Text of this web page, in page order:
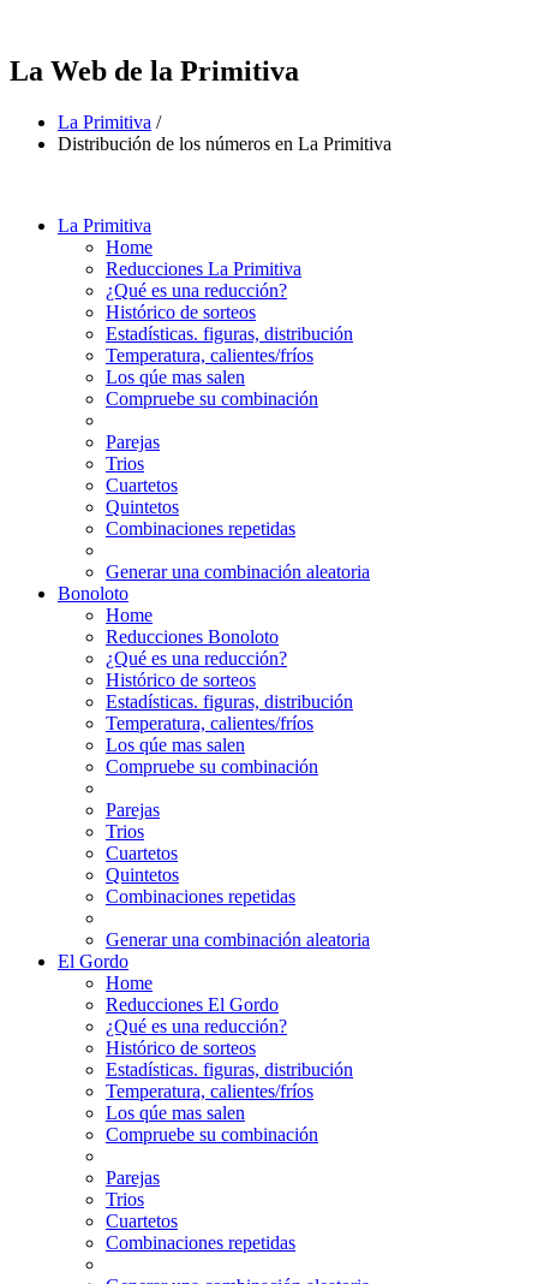
La Web de la Primitiva
La Primitiva /
Distribución de los números en La Primitiva
La Primitiva
Home
Reducciones La Primitiva
¿Qué es una reducción?
Histórico de sorteos
Estadísticas. figuras, distribución
Temperatura, calientes/fríos
Los qúe mas salen
Compruebe su combinación
Parejas
Trios
Cuartetos
Quintetos
Combinaciones repetidas
Generar una combinación aleatoria
Bonoloto
Home
Reducciones Bonoloto
¿Qué es una reducción?
Histórico de sorteos
Estadísticas. figuras, distribución
Temperatura, calientes/fríos
Los qúe mas salen
Compruebe su combinación
Parejas
Trios
Cuartetos
Quintetos
Combinaciones repetidas
Generar una combinación aleatoria
El Gordo
Home
Reducciones El Gordo
¿Qué es una reducción?
Histórico de sorteos
Estadísticas. figuras, distribución
Temperatura, calientes/fríos
Los qúe mas salen
Compruebe su combinación
Parejas
Trios
Cuartetos
Combinaciones repetidas